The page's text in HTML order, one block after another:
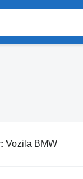
Vozila BMW